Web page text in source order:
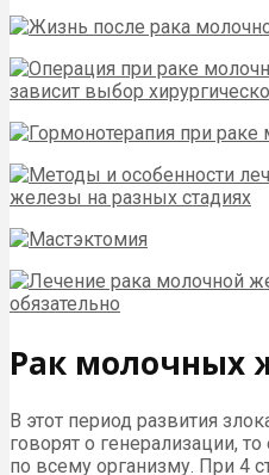
Рак молочных
В этот период развития
говорят о генерализации,
по всему организму. При 4